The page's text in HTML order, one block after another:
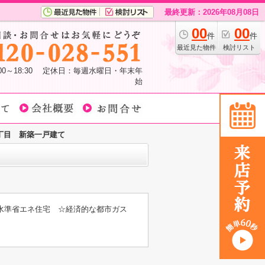
最終更新：2026年08月08日
00件
最近見た物件
00件
検討リスト
～18:30 定休日：毎週水曜日・年末年
始
目 新築一戸建て
省エネ住宅 ☆経済的な都市ガス